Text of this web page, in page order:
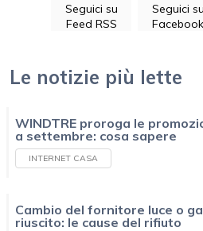
Seguici su
Feed RSS
Seguici su
Facebook
Le notizie più lette
WINDTRE proroga le
a settembre: cosa sapere
INTERNET CASA
Cambio del fornitore luce o
riuscito: le cause del rifiuto